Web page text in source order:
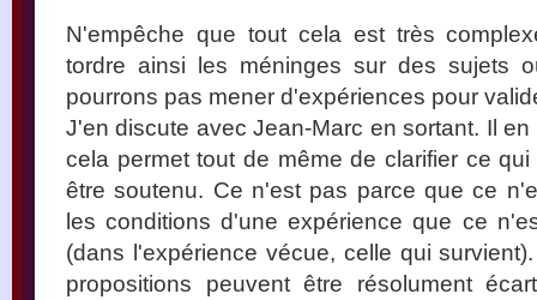
N'empêche que tout cela est très
tordre ainsi les méninges sur des sujets
pourrons pas mener d'expériences pour
J'en discute avec Jean-Marc en sortant. Il
cela permet tout de même de clarifier ce
être soutenu. Ce n'est pas parce que ce
les conditions d'une expérience que ce
(dans l'expérience vécue, celle qui
propositions peuvent être résolument